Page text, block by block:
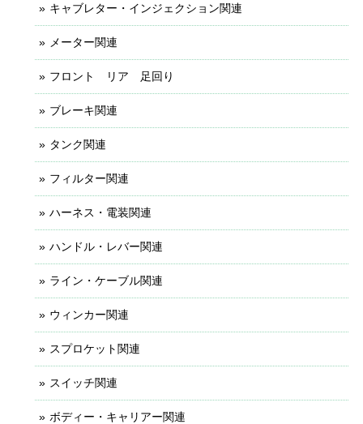
キャブレター・インジェクション関連
メーター関連
フロント リア 足回り
ブレーキ関連
タンク関連
フィルター関連
ハーネス・電装関連
ハンドル・レバー関連
ライン・ケーブル関連
ウィンカー関連
スプロケット関連
スイッチ関連
ボディー・キャリアー関連